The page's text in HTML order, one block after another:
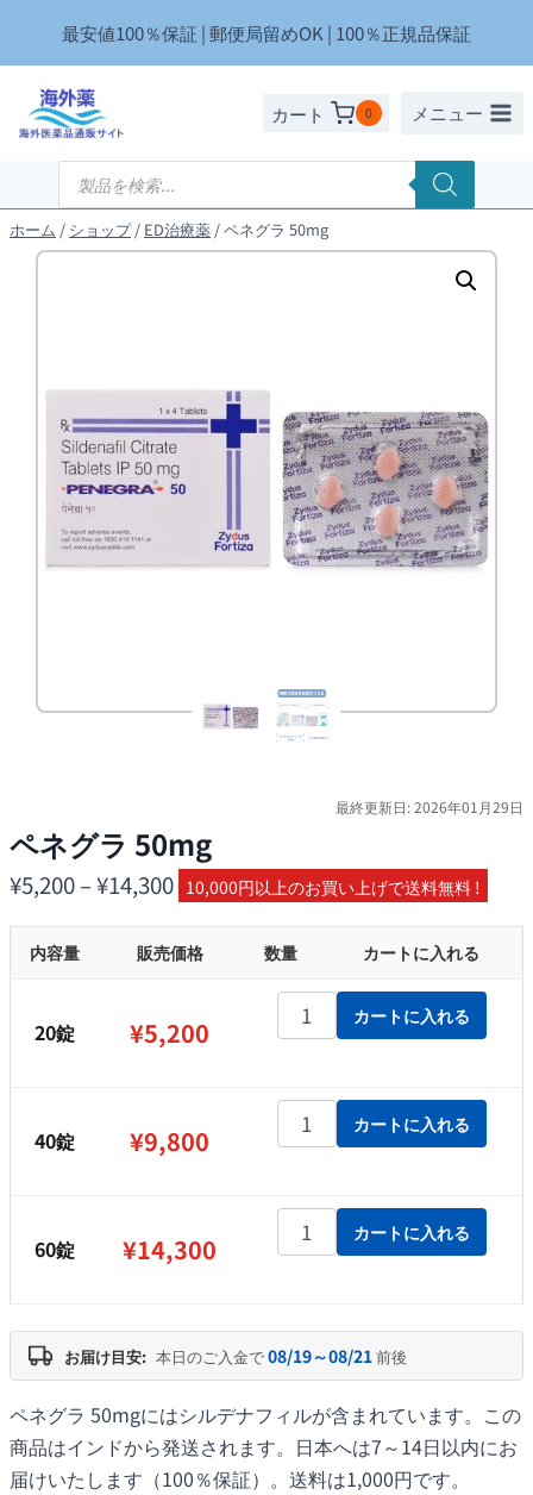
を
最安値100％保証 | 郵便局留めOK | 100％正規品保証
カート 0 メニュー
商
検
索
ホーム / ショップ / ED治療薬 /ペネグラ 50mg
最終更新日: 2026年01月29日
ペネグラ 50mg
¥5,200–¥14,300価
格
帯:
–
10,000円以上のお買い上げで送料無料 !
内容量 販売価格 数量 カートに入れる
20錠 ¥5,200
ペネグラ 50mg個カートに入れる
40錠 ¥9,800
ペネグラ 50mg個カートに入れる
60錠 ¥14,300
ペネグラ 50mg個カートに入れる
お届け目安: 本日のご入金で08/19～08/21前後
ペネグラ 50mgにはシルデナフィルが含まれています。この
商品はインドから発送されます。日本へは7～14日以内にお
届けいたします（100％保証）。送料は1,000円です。